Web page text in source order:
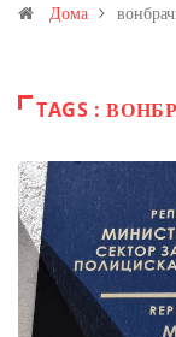
Иловица и со
Дома
TAGS :